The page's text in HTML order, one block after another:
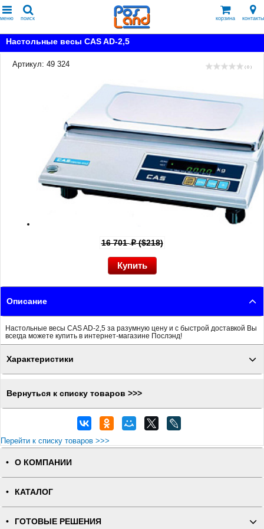
меню поиск корзина контакты
Настольные весы CAS AD-2,5
Артикул: 49 324 ( 0 )
16 701p($218)
Описание
Настольные весы CAS AD-2,5 за разумную цену и с быстрой доставкой Вы
всегда можете купить в интернет-магазине Послэнд!
Характеристики
Вернуться к списку товаров >>>
Перейти к списку товаров >>>
О КОМПАНИИ
КАТАЛОГ
ГОТОВЫЕ РЕШЕНИЯ